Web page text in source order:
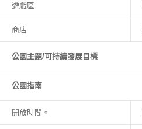
遊戲區
商店
公園主題/可持續發展目標
公園指南
開放時間。